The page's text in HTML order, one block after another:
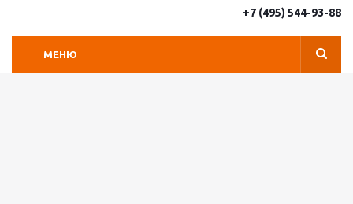
+7 (495) 544-93-88
МЕНЮ